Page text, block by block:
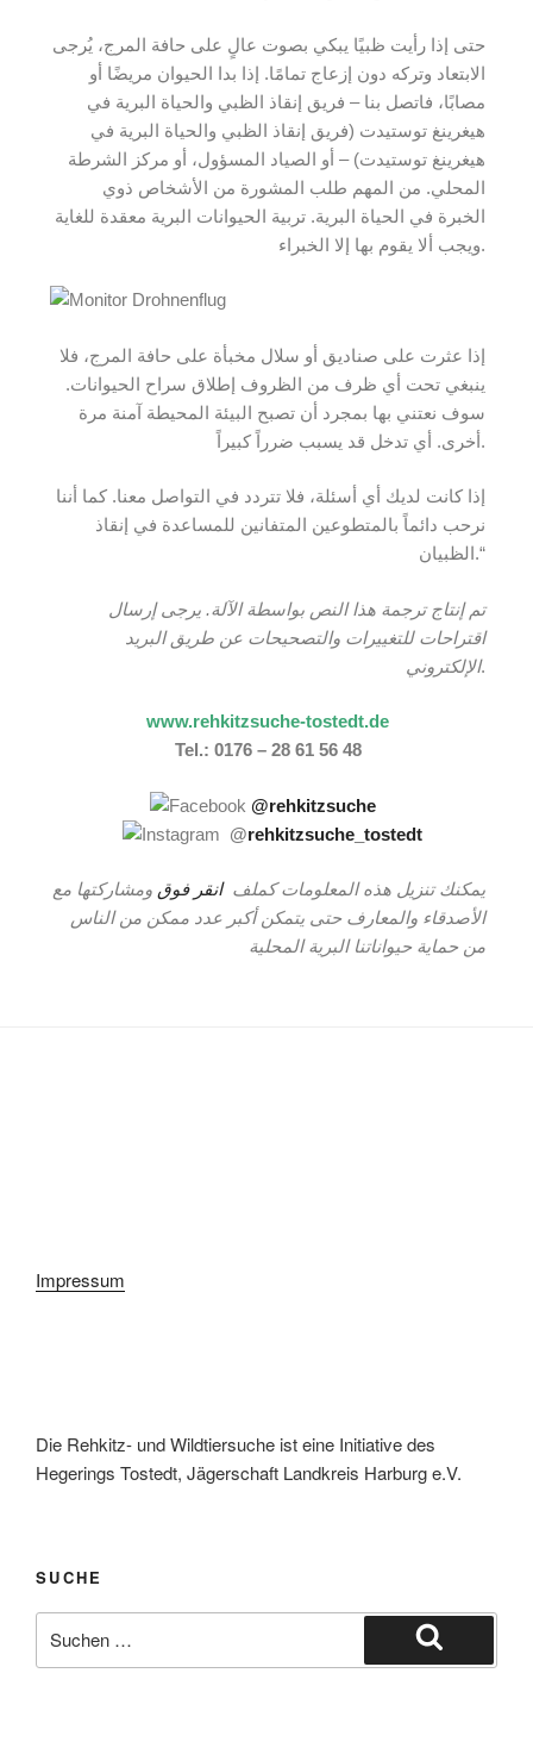
حتى إذا رأيت ظبيًا يبكي بصوت عالٍ على حافة المرج، يُرجى
الابتعاد وتركه دون إزعاج تمامًا. إذا بدا الحيوان مريضًا أو
مصابًا، فاتصل بنا – فريق إنقاذ الظبي والحياة البرية في
هيغرينغ توستيدت (فريق إنقاذ الظبي والحياة البرية في
هيغرينغ توستيدت) – أو الصياد المسؤول، أو مركز الشرطة
المحلي. من المهم طلب المشورة من الأشخاص ذوي
الخبرة في الحياة البرية. تربية الحيوانات البرية معقدة للغاية
ويجب ألا يقوم بها إلا الخبراء.
إذا عثرت على صناديق أو سلال مخبأة على حافة المرج، فلا
ينبغي تحت أي ظرف من الظروف إطلاق سراح الحيوانات.
سوف نعتني بها بمجرد أن تصبح البيئة المحيطة آمنة مرة
أخرى. أي تدخل قد يسبب ضرراً كبيراً.
إذا كانت لديك أي أسئلة، فلا تتردد في التواصل معنا. كما أننا
نرحب دائماً بالمتطوعين المتفانين للمساعدة في إنقاذ
الظبيان.“
تم إنتاج ترجمة هذا النص بواسطة الآلة. يرجى إرسال
اقتراحات للتغييرات والتصحيحات عن طريق البريد
الإلكتروني.
www.rehkitzsuche-tostedt.de
Tel.: 0176 – 28 61 56 48
@rehkitzsuche
@rehkitzsuche_tostedt
يمكنك تنزيل هذه المعلومات كملف انقر فوق ومشاركتها مع
الأصدقاء والمعارف حتى يتمكن أكبر عدد ممكن من الناس
من حماية حيواناتنا البرية المحلية
Impressum
Die Rehkitz- und Wildtiersuche ist eine Initiative des
Hegerings Tostedt, Jägerschaft Landkreis Harburg e.V.
SUCHE